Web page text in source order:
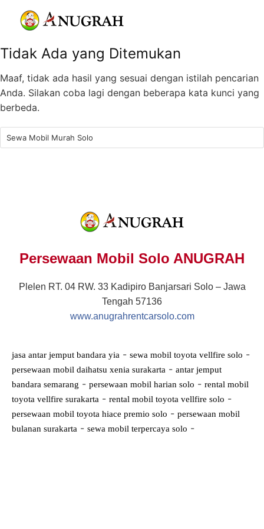
Tidak Ada yang Ditemukan
Maaf, tidak ada hasil yang sesuai dengan istilah pencarian
Anda. Silakan coba lagi dengan beberapa kata kunci yang
berbeda.
Persewaan Mobil Solo ANUGRAH
Plelen RT. 04 RW. 33 Kadipiro Banjarsari Solo – Jawa
Tengah 57136
www.anugrahrentcarsolo.com
jasa antar jemput bandara yia - sewa mobil toyota vellfire solo -
persewaan mobil daihatsu xenia surakarta - antar jemput
bandara semarang - persewaan mobil harian solo - rental mobil
toyota vellfire surakarta - rental mobil toyota vellfire solo -
persewaan mobil toyota hiace premio solo - persewaan mobil
bulanan surakarta - sewa mobil terpercaya solo -